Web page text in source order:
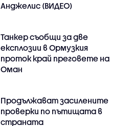
Анджелис (ВИДЕО)
Танкер съобщи за две
експлозии в Ормузкия
проток край преговете на
Оман
Продължават засилените
проверки по пътищата в
страната